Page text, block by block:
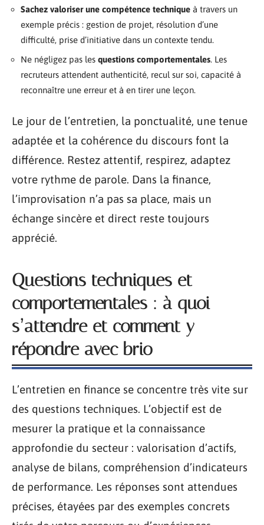
Sachez valoriser une compétence technique à travers un
exemple précis : gestion de projet, résolution d’une
difficulté, prise d’initiative dans un contexte tendu.
Ne négligez pas les questions comportementales. Les
recruteurs attendent authenticité, recul sur soi, capacité à
reconnaître une erreur et à en tirer une leçon.
Le jour de l’entretien, la ponctualité, une tenue
adaptée et la cohérence du discours font la
différence. Restez attentif, respirez, adaptez
votre rythme de parole. Dans la finance,
l’improvisation n’a pas sa place, mais un
échange sincère et direct reste toujours
apprécié.
Questions techniques et
comportementales : à quoi
s’attendre et comment y
répondre avec brio
L’entretien en finance se concentre très vite sur
des questions techniques. L’objectif est de
mesurer la pratique et la connaissance
approfondie du secteur : valorisation d’actifs,
analyse de bilans, compréhension d’indicateurs
de performance. Les réponses sont attendues
précises, étayées par des exemples concrets